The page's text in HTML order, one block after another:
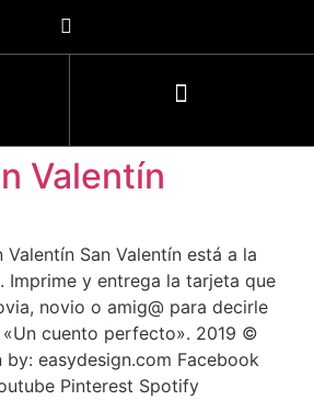
Valentín
San Valentín está a la
Imprime y entrega la tarjeta que
novio o amig@ para decirle
cuento perfecto». 2019 ©
by: easydesign.com Facebook
Pinterest Spotify